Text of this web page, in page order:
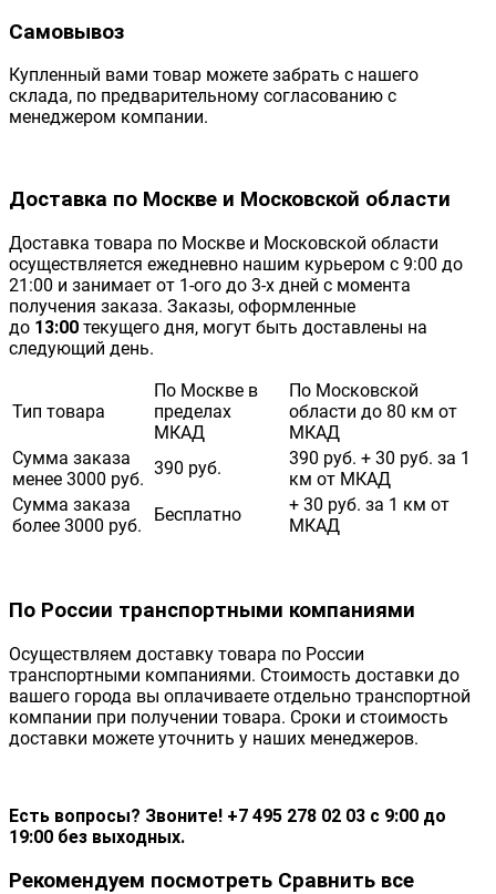
Самовывоз
Купленный вами товар можете забрать с нашего
склада, по предварительному согласованию с
менеджером компании.
Доставка по Москве и Московской области
Доставка товара по Москве и Московской области
осуществляется ежедневно нашим курьером с 9:00 до
21:00 и занимает от 1-ого до 3-х дней с момента
получения заказа. Заказы, оформленные
до 13:00 текущего дня, могут быть доставлены на
следующий день.
Тип товара
По Москве в
пределах
МКАД
По Московской
области до 80 км от
МКАД
Сумма заказа
менее 3000 руб.
390 руб.
390 руб. + 30 руб. за 1
км от МКАД
Сумма заказа
более 3000 руб.
Бесплатно
+ 30 руб. за 1 км от
МКАД
По России транспортными компаниями
Осуществляем доставку товара по России
транспортными компаниями. Стоимость доставки до
вашего города вы оплачиваете отдельно транспортной
компании при получении товара. Сроки и стоимость
доставки можете уточнить у наших менеджеров.
Есть вопросы? Звоните! +7 495 278 02 03 с 9:00 до
19:00 без выходных.
Рекомендуем посмотреть Сравнить все